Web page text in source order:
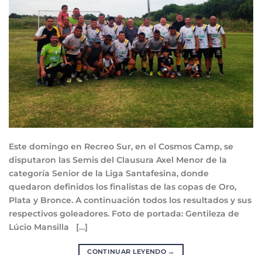
Este domingo en Recreo Sur, en el Cosmos Camp, se
disputaron las Semis del Clausura Axel Menor de la
categoría Senior de la Liga Santafesina, donde
quedaron definidos los finalistas de las copas de Oro,
Plata y Bronce. A continuación todos los resultados y sus
respectivos goleadores. Foto de portada: Gentileza de
Lúcio Mansilla […]
CONTINUAR LEYENDO →